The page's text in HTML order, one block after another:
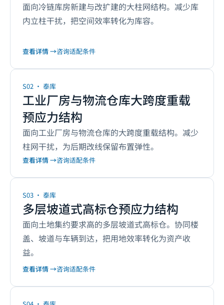
面向冷链库房新建与改扩建的大柱网结构。减少库
内立柱干扰，把空间效率转化为库容。
查看详情 →咨询适配条件
S02 · 泰库
工业厂房与物流仓库大跨度重载
预应力结构
面向工业厂房与物流仓库的大跨度重载结构。减少
柱网干扰，为后期改线保留布置弹性。
查看详情 →咨询适配条件
S03 · 泰库
多层坡道式高标仓预应力结构
面向土地集约要求高的多层坡道式高标仓。协同楼
盖、坡道与车辆到达，把用地效率转化为资产收
益。
查看详情 →咨询适配条件